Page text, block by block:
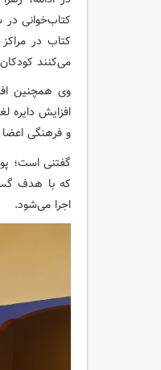
کتاب‌خوانی در
کتاب در
می‌کنند
وی همچنین
افزایش دایره
و فرهنگی
که با هدف
اجرا می‌شود.